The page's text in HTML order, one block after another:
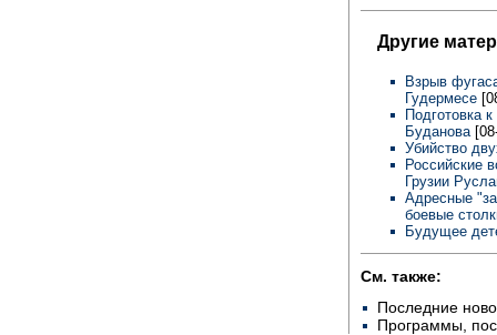
Другие
Взрыв
Гудермесе
Подготовка
Буданова
Убийство
Российские
Грузии
Адресные
боевые
Будущее
См. также:
Последние
Программы,